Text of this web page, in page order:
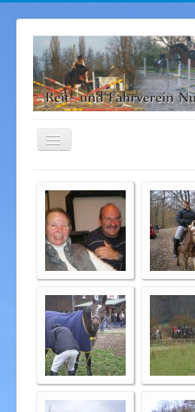
Navigation
Aktuelles
Sponsoren
Bilder
Kontakt
Über uns
Impressum